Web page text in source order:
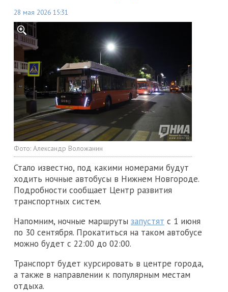
28 мая 2026 15:31
Фото: Александр Воложанин
Стало известно, под какими номерами будут
ходить ночные автобусы в Нижнем Новгороде.
Подробности сообщает Центр развития
транспортных систем.
Напомним, ночные маршруты запустят с 1 июня
по 30 сентября. Прокатиться на таком автобусе
можно будет с 22:00 до 02:00.
Транспорт будет курсировать в центре города,
а также в направлении к популярным местам
отдыха.